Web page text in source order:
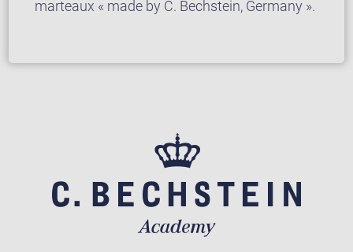
marteaux « made by C. Bechstein, Germany ».